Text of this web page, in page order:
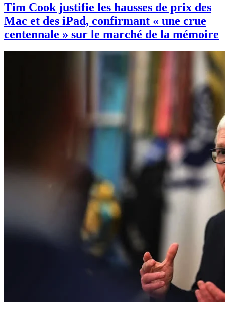
Tim Cook justifie les hausses de prix des
Mac et des iPad, confirmant « une crue
centennale » sur le marché de la mémoire